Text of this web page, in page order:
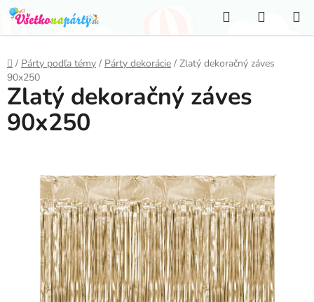
Prejsť
na
obsah
Hľadať
KOŠÍK
Domov
/ Párty podľa témy / Párty dekorácie / Zlatý dekoračný záves
90x250
Zlatý dekoračný záves
90x250